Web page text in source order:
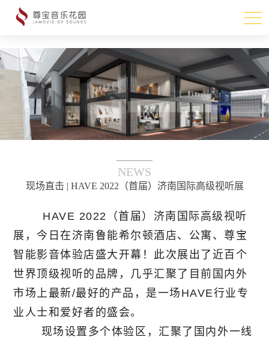
NEWS
现场直击 | HAVE 2022（首届）济南国际高级视听展
HAVE 2022（首届）济南国际高级视听
展，今日在济南鲁能希尔顿酒店、公寓、尊宝
智能影音体验店盛大开幕！此次展出了近百个
世界顶级视听的品牌，几乎汇聚了目前国内外
市场上最新/最好的产品，是一场HAVE行业专
业人士和爱好者的盛会。
现场设置多个体验区，汇聚了国内外一线